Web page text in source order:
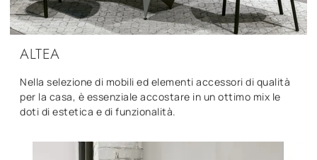
ALTEA
Nella selezione di mobili ed elementi accessori di qualità
per la casa, è essenziale accostare in un ottimo mix le
doti di estetica e di funzionalità.